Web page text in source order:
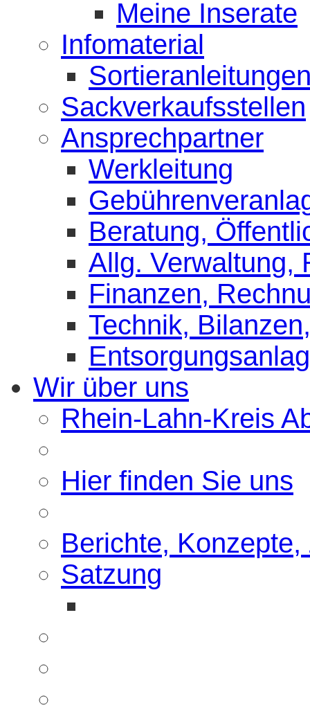
Meine Inserate
Infomaterial
Sackverkaufsstellen
Ansprechpartner
Werkleitung
Beratung,
Allg. Verwaltung,
Finanzen,
Technik,
Wir über uns
Rhein-Lahn-Kreis
Hier finden Sie uns
Berichte, Konzepte,
Satzung